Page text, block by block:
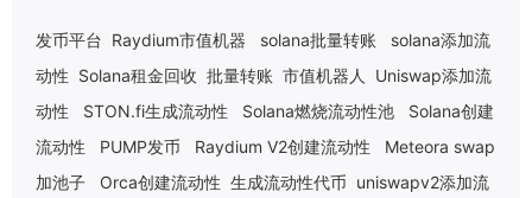
发币平台 Raydium市值机器 solana批量转账
solana添加流
动性 Solana租金回收 批量转账 市值机器人
Uniswap添加流
动性
STON.fi生成流动性 Solana燃烧流动性池
Solana创建
流动性
PUMP发币 Raydium V2创建流动性
Meteora swap
加池子
Orca创建流动性 生成流动性代币 uniswapv2添加流